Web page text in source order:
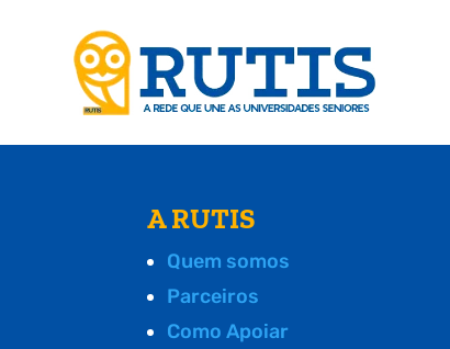
A RUTIS
Quem somos
Parceiros
Como Apoiar